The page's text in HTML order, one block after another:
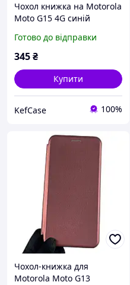
Чохол книжка на Motorola
Moto G15 4G синій
візитницею для
Моторола Мото Г15
Готово до відправки
345₴
Купити
KefCase 100%
Чохол-книжка для
Motorola Moto G13